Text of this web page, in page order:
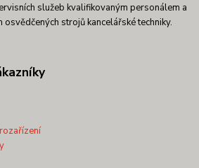
služeb kvalifikovaným personálem a
strojů kancelářské techniky.